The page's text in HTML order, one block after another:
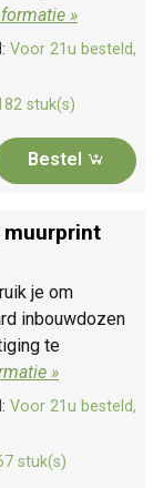
»
Voor 21u besteld,
stuk(s)
Bestel
muurprint
je om
inbouwdozen
te
»
Voor 21u besteld,
stuk(s)